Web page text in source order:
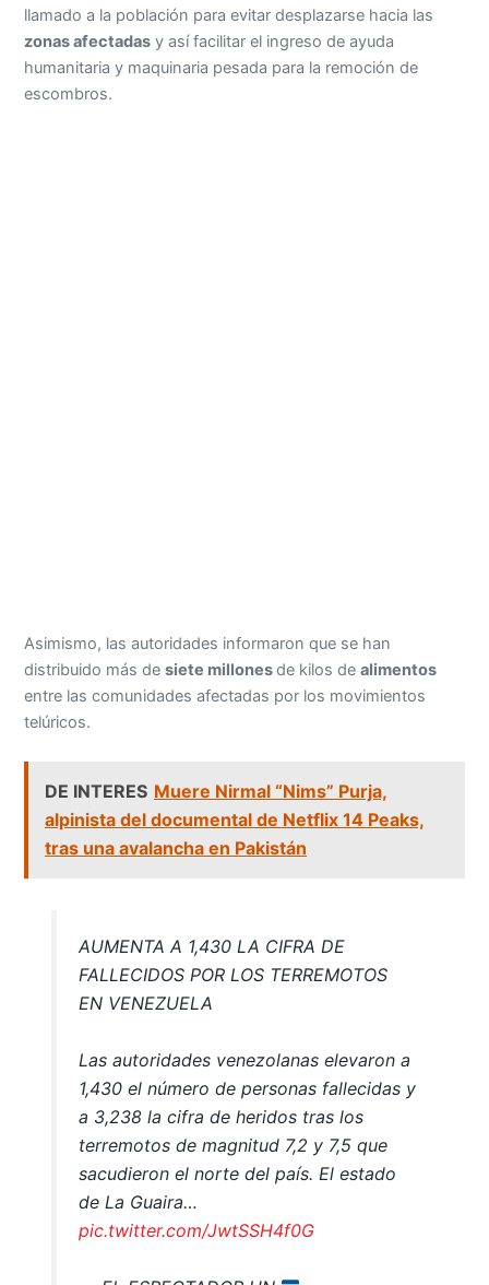
llamado a la población para evitar desplazarse hacia las
zonas afectadas y así facilitar el ingreso de ayuda
humanitaria y maquinaria pesada para la remoción de
escombros.
Asimismo, las autoridades informaron que se han
distribuido más desiete millonesde kilos dealimentos
entre las comunidades afectadas por los movimientos
telúricos.
DE INTERES Muere Nirmal “Nims” Purja,
alpinista del documental de Netflix 14 Peaks,
tras una avalancha en Pakistán
AUMENTA A 1,430 LA CIFRA DE
FALLECIDOS POR LOS TERREMOTOS
EN VENEZUELA
Las autoridades venezolanas elevaron a
1,430 el número de personas fallecidas y
a 3,238 la cifra de heridos tras los
terremotos de magnitud 7,2 y 7,5 que
sacudieron el norte del país. El estado
de La Guaira…
pic.twitter.com/JwtSSH4f0G